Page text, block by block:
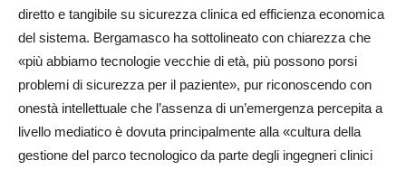
diretto e tangibile su sicurezza clinica ed efficienza economica
del sistema. Bergamasco ha sottolineato con chiarezza che
«più abbiamo tecnologie vecchie di età, più possono porsi
problemi di sicurezza per il paziente», pur riconoscendo con
onestà intellettuale che l’assenza di un’emergenza percepita a
livello mediatico è dovuta principalmente alla «cultura della
gestione del parco tecnologico da parte degli ingegneri clinici